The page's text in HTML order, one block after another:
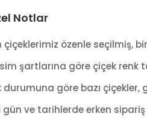
Notlar
çiçeklerimiz özenle seçilmiş,
şartlarına göre çiçek renk
durumuna göre bazı
gün ve tarihlerde erken